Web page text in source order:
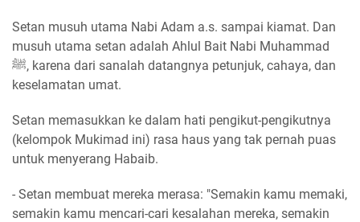
Setan musuh utama Nabi Adam a.s. sampai kiamat. Dan
musuh utama setan adalah Ahlul Bait Nabi Muhammad
ﷺ, karena dari sanalah datangnya petunjuk, cahaya, dan
keselamatan umat.
Setan memasukkan ke dalam hati pengikut-pengikutnya
(kelompok Mukimad ini) rasa haus yang tak pernah puas
untuk menyerang Habaib.
- Setan membuat mereka merasa: "Semakin kamu memaki,
semakin kamu mencari-cari kesalahan mereka, semakin